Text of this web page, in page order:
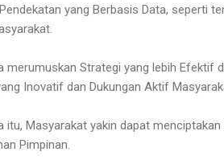
yang Berbasis Data, seperti
merumuskan Strategi yang lebih Efektif
Inovatif dan Dukungan Aktif
itu, Masyarakat yakin dapat
Pimpinan.